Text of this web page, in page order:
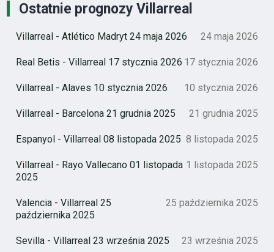
Ostatnie prognozy Villarreal
Villarreal - Atlético Madryt 24 maja 2026 24 maja 2026
Real Betis - Villarreal 17 stycznia 2026 17 stycznia 2026
Villarreal - Alaves 10 stycznia 2026 10 stycznia 2026
Villarreal - Barcelona 21 grudnia 2025 21 grudnia 2025
Espanyol - Villarreal 08 listopada 2025 8 listopada 2025
Villarreal - Rayo Vallecano 01 listopada
2025
1 listopada 2025
Valencia - Villarreal 25
października 2025
25 października 2025
Sevilla - Villarreal 23 września 2025 23 września 2025